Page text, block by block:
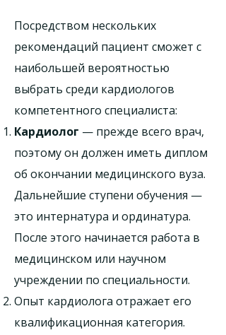
Посредством нескольких
рекомендаций пациент сможет с
наибольшей вероятностью
выбрать среди кардиологов
компетентного специалиста:
Кардиолог — прежде всего врач,
поэтому он должен иметь диплом
об окончании медицинского вуза.
Дальнейшие ступени обучения —
это интернатура и ординатура.
После этого начинается работа в
медицинском или научном
учреждении по специальности.
Опыт кардиолога отражает его
квалификационная категория.